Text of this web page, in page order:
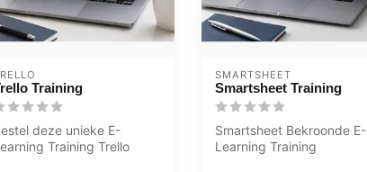
Training
deze unieke E-
Training Trello
SMARTSHEET
Smartsheet Training
Smartsheet Bekroonde E-
Learning Training